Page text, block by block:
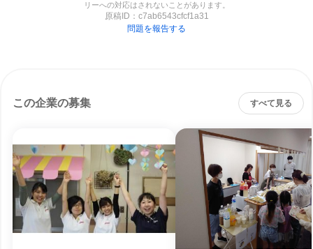
リーへの対応はされないことがあります。
原稿ID： c7ab6543cfcf1a31
問題を報告する
この企業の募集 すべて見る